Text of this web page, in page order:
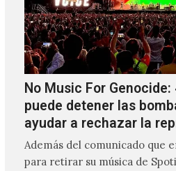
No Music For
puede detener las
ayudar a rechazar la
Además del comunicado que
para retirar su música de